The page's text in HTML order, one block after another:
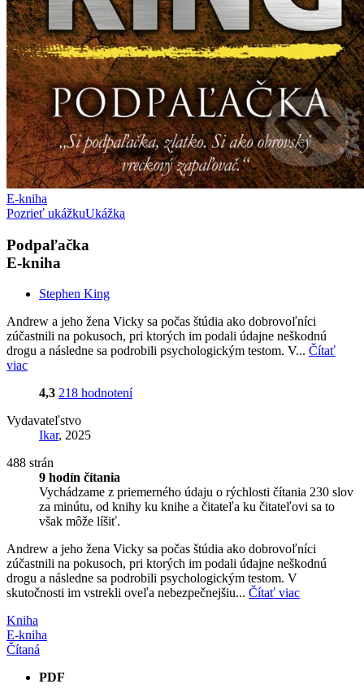
E-kniha
Pozrieť ukážkuUkážka
Podpaľačka
E-kniha
Stephen King
Andrew a jeho žena Vicky sa počas štúdia ako dobrovoľníci
zúčastnili na pokusoch, pri ktorých im podali údajne neškodnú
drogu a následne sa podrobili psychologickým testom. V... Čítať
viac
4,3 218 hodnotení
Vydavateľstvo
Ikar, 2025
488 strán
9 hodín čítania
Vychádzame z priemerného údaju o rýchlosti čítania 230 slov
za minútu, od knihy ku knihe a čitateľa ku čitateľovi sa to
však môže líšiť.
Andrew a jeho žena Vicky sa počas štúdia ako dobrovoľníci
zúčastnili na pokusoch, pri ktorých im podali údajne neškodnú
drogu a následne sa podrobili psychologickým testom. V
skutočnosti im vstrekli oveľa nebezpečnejšiu... Čítať viac
Kniha
E-kniha
Čítaná
PDF